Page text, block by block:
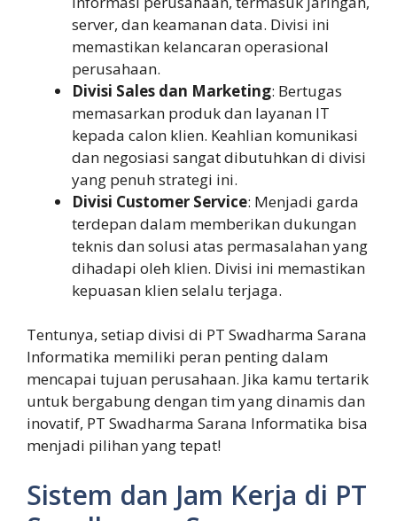
server, dan keamanan data. Divisi ini
memastikan kelancaran operasional
perusahaan.
Divisi Sales dan Marketing: Bertugas
memasarkan produk dan layanan IT
kepada calon klien. Keahlian komunikasi
dan negosiasi sangat dibutuhkan di divisi
yang penuh strategi ini.
Divisi Customer Service: Menjadi garda
terdepan dalam memberikan dukungan
teknis dan solusi atas permasalahan yang
dihadapi oleh klien. Divisi ini memastikan
kepuasan klien selalu terjaga.
Tentunya, setiap divisi di PT Swadharma Sarana
Informatika memiliki peran penting dalam
mencapai tujuan perusahaan. Jika kamu tertarik
untuk bergabung dengan tim yang dinamis dan
inovatif, PT Swadharma Sarana Informatika bisa
menjadi pilihan yang tepat!
Sistem dan Jam Kerja di PT